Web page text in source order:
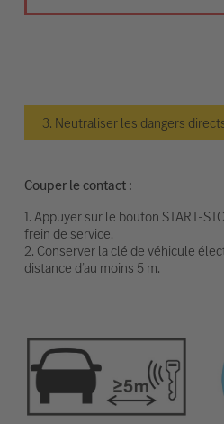
3. Neutraliser les dangers
Couper le contact :
1. Appuyer sur le bouton START-
frein de service.
2. Conserver la clé de véhicule
distance d’au moins 5 m.